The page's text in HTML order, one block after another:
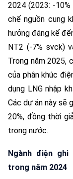
2024 (2023: -10%
chế nguồn cung
hưởng đáng kể
NT2 (-7% svck)
Trong năm 2025,
của phân khúc
dụng LNG nhập
Các dự án này sẽ
20%, đồng thời
trong nước.
Ngành điện
trong năm 2024